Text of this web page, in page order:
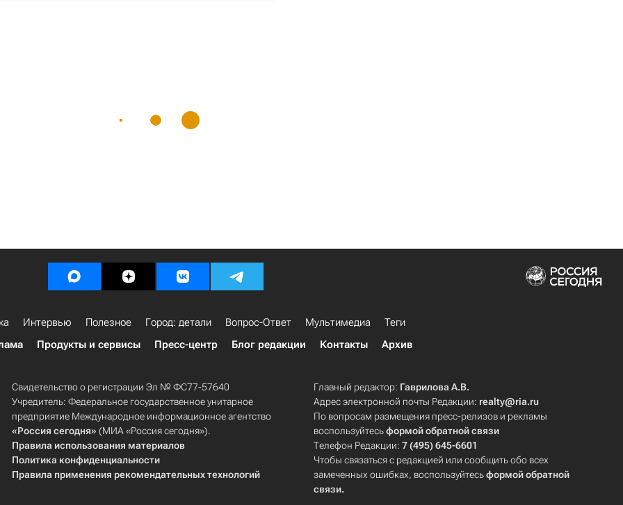
Интервью Полезное Город: детали Вопрос-Ответ Мультимедиа
Теги
Продукты и сервисы Пресс-центр Блог редакции Контакты Архив
Свидетельство о регистрации Эл № ФС77-57640
Учредитель: Федеральное государственное унитарное
предприятие Международное информационное агентство
«Россия сегодня» (МИА «Россия сегодня»).
Правила использования материалов
Политика конфиденциальности
Правила применения рекомендательных технологий
Главный редактор: Гаврилова А.В.
Адрес электронной почты Редакции: realty@ria.ru
По вопросам размещения пресс-релизов и рекламы
воспользуйтесьформой обратной связи
Телефон Редакции:7 (495) 645-6601
Чтобы связаться с редакцией или сообщить обо всех
замеченных ошибках, воспользуйтесьформой обратной
связи.